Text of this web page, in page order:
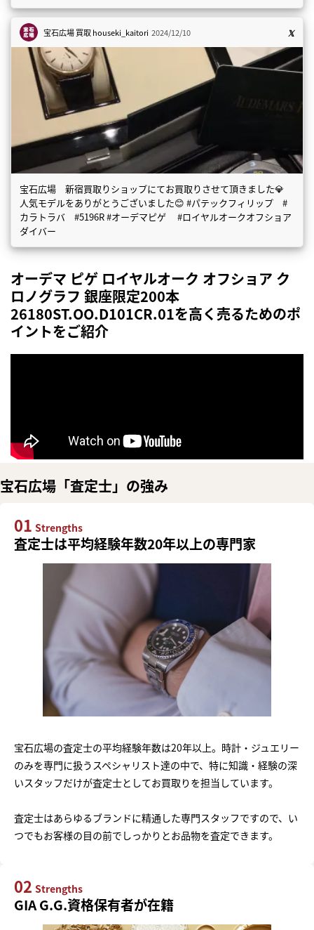
宝石広場 買取houseki_kaitori 2024/12/10
宝石広場 新宿買取りショップにてお買取りさせて頂きました💎
人気モデルをありがとうございました😊 #パテックフィリップ #
カラトラバ #5196R #オーデマピゲ #ロイヤルオークオフショア
ダイバー
オーデマ ピゲ ロイヤルオーク オフショア ク
ロノグラフ 銀座限定200本
26180ST.OO.D101CR.01を高く売るためのポ
イントをご紹介
宝石広場「査定士」の強み
01 Strengths
査定士は平均経験年数20年以上の専門家
宝石広場の査定士の平均経験年数は20年以上。時計・ジュエリー
のみを専門に扱うスペシャリスト達の中で、特に知識・経験の深
いスタッフだけが査定士としてお買取りを担当しています。
査定士はあらゆるブランドに精通した専門スタッフですので、い
つでもお客様の目の前でしっかりとお品物を査定できます。
02 Strengths
GIA G.G.資格保有者が在籍